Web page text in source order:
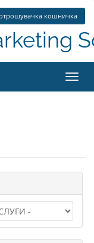
кошничка